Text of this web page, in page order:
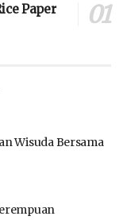
Paper
Wisuda Bersama